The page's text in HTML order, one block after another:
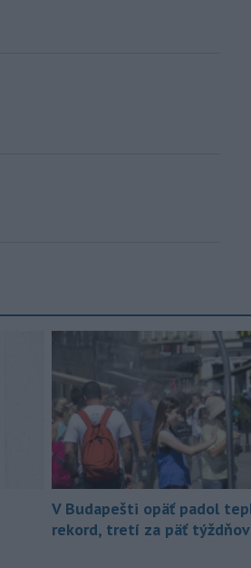
V Budapešti opäť padol
rekord, tretí za päť týždňov